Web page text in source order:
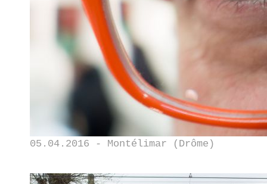
05.04.2016 - Montélimar (Drôme)